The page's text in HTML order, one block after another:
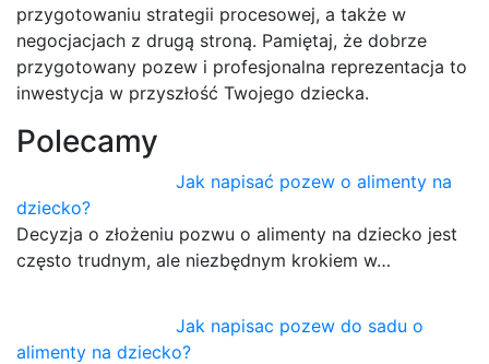
przygotowaniu strategii procesowej, a także w
negocjacjach z drugą stroną. Pamiętaj, że dobrze
przygotowany pozew i profesjonalna reprezentacja to
inwestycja w przyszłość Twojego dziecka.
Polecamy
Jak napisać pozew o alimenty na
dziecko?
Decyzja o złożeniu pozwu o alimenty na dziecko jest
często trudnym, ale niezbędnym krokiem w…
Jak napisac pozew do sadu o
alimenty na dziecko?